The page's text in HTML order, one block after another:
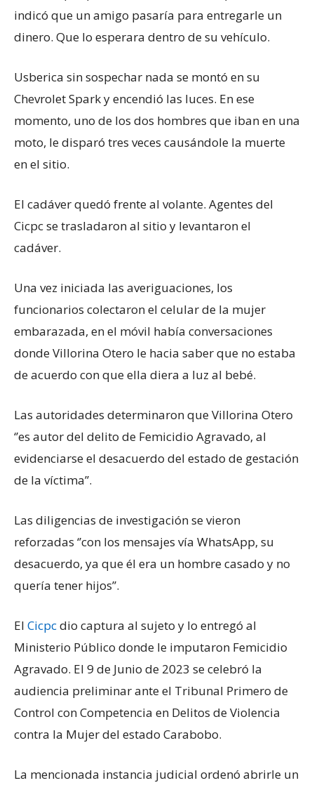
indicó que un amigo pasaría para entregarle un
dinero. Que lo esperara dentro de su vehículo.
Usberica sin sospechar nada se montó en su
Chevrolet Spark y encendió las luces. En ese
momento, uno de los dos hombres que iban en una
moto, le disparó tres veces causándole la muerte
en el sitio.
El cadáver quedó frente al volante. Agentes del
Cicpc se trasladaron al sitio y levantaron el
cadáver.
Una vez iniciada las averiguaciones, los
funcionarios colectaron el celular de la mujer
embarazada, en el móvil había conversaciones
donde Villorina Otero le hacia saber que no estaba
de acuerdo con que ella diera a luz al bebé.
Las autoridades determinaron que Villorina Otero
‘’es autor del delito de Femicidio Agravado, al
evidenciarse el desacuerdo del estado de gestación
de la víctima’’.
Las diligencias de investigación se vieron
reforzadas ‘’con los mensajes vía WhatsApp, su
desacuerdo, ya que él era un hombre casado y no
quería tener hijos’’.
El Cicpcdio captura al sujeto y lo entregó al
Ministerio Público donde le imputaron Femicidio
Agravado. El 9 de Junio de 2023 se celebró la
audiencia preliminar ante el Tribunal Primero de
Control con Competencia en Delitos de Violencia
contra la Mujer del estado Carabobo.
La mencionada instancia judicial ordenó abrirle un